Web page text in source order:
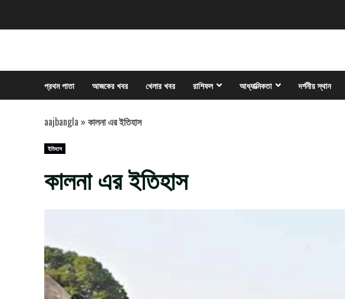
প্রথম পাতা আজকের খবর খেলার খবর রাশিফল আধ্যাত্মিকতা দর্শনীয় স্থান
aajbangla » কালনা এর ইতিহাস
ইতিহাস
কালনা এর ইতিহাস